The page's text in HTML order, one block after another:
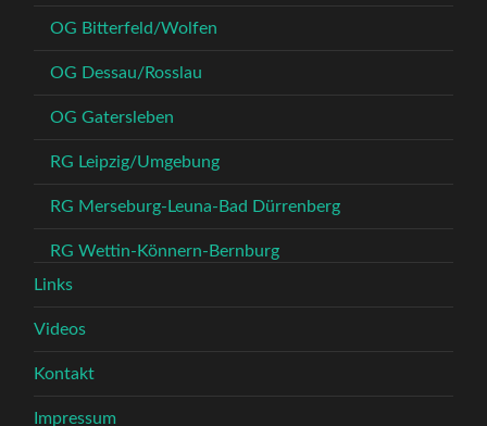
OG Bitterfeld/Wolfen
OG Dessau/Rosslau
OG Gatersleben
RG Leipzig/Umgebung
RG Merseburg-Leuna-Bad Dürrenberg
RG Wettin-Könnern-Bernburg
Links
Videos
Kontakt
Impressum